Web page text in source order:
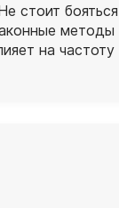
методы
на